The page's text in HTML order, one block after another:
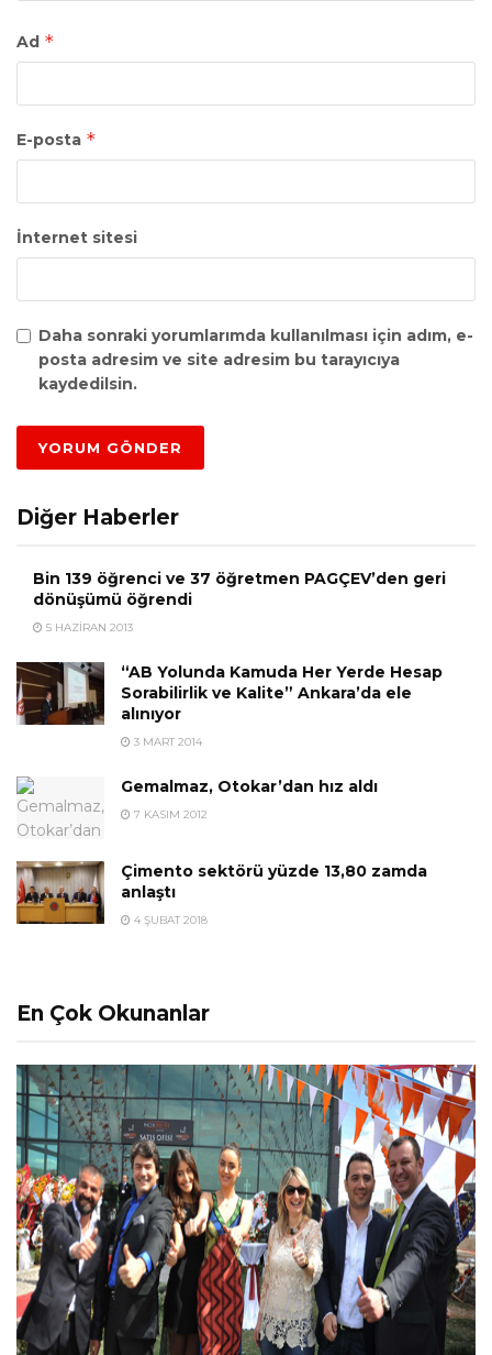
Ad *
E-posta *
İnternet sitesi
Daha sonraki yorumlarımda kullanılması için adım, e-
posta adresim ve site adresim bu tarayıcıya
kaydedilsin.
Diğer Haberler
Bin 139 öğrenci ve 37 öğretmen PAGÇEV’den geri
dönüşümü öğrendi
5 HAZIRAN 2013
“AB Yolunda Kamuda Her Yerde Hesap
Sorabilirlik ve Kalite” Ankara’da ele
alınıyor
3 MART 2014
Gemalmaz, Otokar’dan hız aldı
7 KASIM 2012
Çimento sektörü yüzde 13,80 zamda
anlaştı
4 ŞUBAT 2018
En Çok Okunanlar